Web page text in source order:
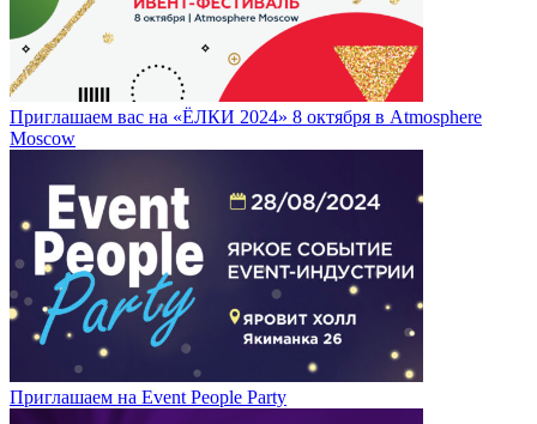
Приглашаем вас на «ЁЛКИ 2024» 8 октября в Atmosphere
Moscow
Приглашаем на Event People Party